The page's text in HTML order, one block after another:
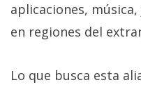
Aviso
Legal
El medio de
aplicaciones,
en regiones del
Lo que busca esta